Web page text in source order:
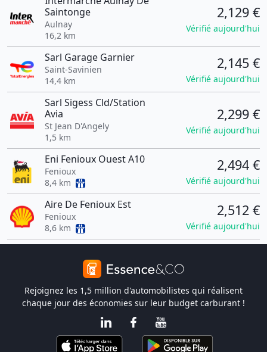
Saintonge
Aulnay
16,2 km
2,129 €
Vérifié aujourd'hui
Sarl Garage Garnier
Saint-Savinien
14,4 km
2,145 €
Vérifié aujourd'hui
Sarl Sigess Cld/Station
Avia
St Jean D'Angely
1,5 km
2,299 €
Vérifié aujourd'hui
Eni Fenioux Ouest A10
Fenioux
8,4 km
2,494 €
Vérifié aujourd'hui
Aire De Fenioux Est
Fenioux
8,6 km
2,512 €
Vérifié aujourd'hui
Rejoignez les 1,5 million d'automobilistes qui réalisent
chaque jour des économies sur leur budget carburant !